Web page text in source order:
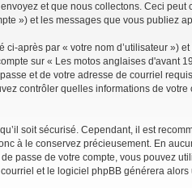
et que nous collectons. Ceci
») et les messages que vous publiez
après par « votre nom d’utilisateur
sur « Les motos anglaises
et de votre adresse de courriel
contrôler quelles informations de
soit sécurisé. Cependant, il est
à le conservez précieusement. En
passe de votre compte, vous pouvez
et le logiciel phpBB générera